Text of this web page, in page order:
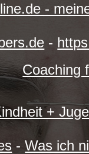
-
-
Coaching
+
-Was ich